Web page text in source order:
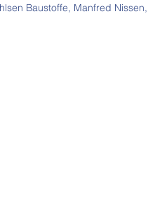
Baustoffe, Manfred